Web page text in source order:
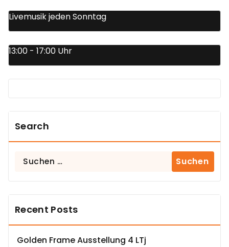
Livemusik jeden Sonntag
13:00 - 17:00 Uhr
Search
Suchen
Recent Posts
Golden Frame Ausstellung 4 LTj